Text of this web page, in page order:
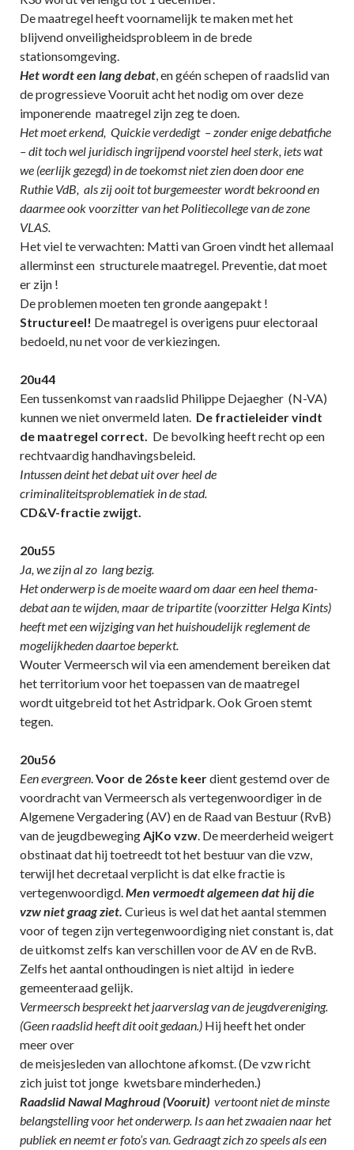
De maatregel heeft voornamelijk te maken met het
blijvend onveiligheidsprobleem in de brede
stationsomgeving.
Het wordt een lang debat, en géén schepen of raadslid van
de progressieve Vooruit acht het nodig om over deze
imponerende maatregel zijn zeg te doen.
Het moet erkend, Quickie verdedigt – zonder enige debatfiche
– dit toch wel juridisch ingrijpend voorstel heel sterk, iets wat
we (eerlijk gezegd) in de toekomst niet zien doen door ene
Ruthie VdB, als zij ooit tot burgemeester wordt bekroond en
daarmee ook voorzitter van het Politiecollege van de zone
VLAS.
Het viel te verwachten: Matti van Groen vindt het allemaal
allerminst een structurele maatregel. Preventie, dat moet
er zijn !
De problemen moeten ten gronde aangepakt !
Structureel! De maatregel is overigens puur electoraal
bedoeld, nu net voor de verkiezingen.
20u44
Een tussenkomst van raadslid Philippe Dejaegher (N-VA)
kunnen we niet onvermeld laten. De fractieleider vindt
de maatregel correct. De bevolking heeft recht op een
rechtvaardig handhavingsbeleid.
Intussen deint het debat uit over heel de
criminaliteitsproblematiek in de stad.
CD&V-fractie zwijgt.
20u55
Ja, we zijn al zo lang bezig.
Het onderwerp is de moeite waard om daar een heel thema-
debat aan te wijden, maar de tripartite (voorzitter Helga Kints)
heeft met een wijziging van het huishoudelijk reglement de
mogelijkheden daartoe beperkt.
Wouter Vermeersch wil via een amendement bereiken dat
het territorium voor het toepassen van de maatregel
wordt uitgebreid tot het Astridpark. Ook Groen stemt
tegen.
20u56
Een evergreen.Voor de 26ste keerdient gestemd over de
voordracht van Vermeersch als vertegenwoordiger in de
Algemene Vergadering (AV) en de Raad van Bestuur (RvB)
van de jeugdbewegingAjKo vzw. De meerderheid weigert
obstinaat dat hij toetreedt tot het bestuur van die vzw,
terwijl het decretaal verplicht is dat elke fractie is
vertegenwoordigd.Men vermoedt algemeen dat hij die
vzw niet graag ziet. Curieus is wel dat het aantal stemmen
voor of tegen zijn vertegenwoordiging niet constant is, dat
de uitkomst zelfs kan verschillen voor de AV en de RvB.
Zelfs het aantal onthoudingen is niet altijd in iedere
gemeenteraad gelijk.
Vermeersch bespreekt het jaarverslag van de jeugdvereniging.
(Geen raadslid heeft dit ooit gedaan.) Hij heeft het onder
meer over
de meisjesleden van allochtone afkomst. (De vzw richt
zich juist tot jonge kwetsbare minderheden.)
Raadslid Nawal Maghroud (Vooruit) vertoont niet de minste
belangstelling voor het onderwerp. Is aan het zwaaien naar het
publiek en neemt er foto’s van. Gedraagt zich zo speels als een